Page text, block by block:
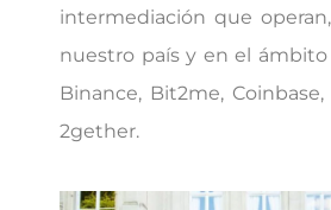
intermediación que
nuestro país y en el
Binance, Bit2me,
2gether.